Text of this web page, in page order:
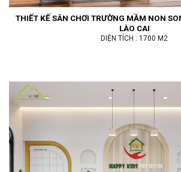
THIẾT KẾ SÂN CHƠI TRƯỜNG MẦM NON
LÀO CAI
DIỆN TÍCH : 1700 M2